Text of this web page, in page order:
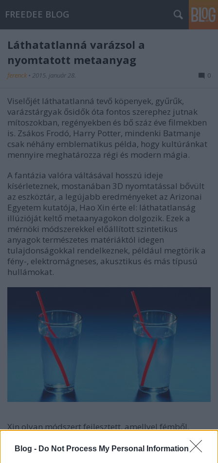
Blog - Do Not Process My Personal Information
FREEDEE BLOG
Láthatatlanná varázsol a
nyomtatott metaanyag
ferenck • 2015. január 28. 0
Viselőjét láthatatlanná tevő köpenyek, gyűrűk,
varázstárgyak ősidők óta fontos szerephez jutnak
mítoszokban, regényekben és bő száz éve filmekben
is. Zsákos Frodó, Harry Potter, mindenki Batmanje
csak néhány emblematikus példa, hogy kultúránkat
mennyire meghatározza régi és modern mágia.
A fantázia valóra váltásával hosszú ideje
kísérleteznek, mostanában 3D nyomtatással bővült
az eszköztár, a legújabb eredményeket az Arizonai
Egyetem kutatója, Hao Xin érte el: láthatatlanság
illúzióját keltő metaanyagokon dolgozik. Ezek a
mérnöki módszerekkel előállított szintetikus
anyagok természetes matériáktól idegen
tulajdonságokkal rendelkeznek, például megtörik a
fény-, elektromágneses, akusztikus és más típusú
hullámokat.
Xin olyan módszert fejlesztett, amellyel fémből,
nyomtathatók. Metaanyagai lyukacsos tekelabdákra